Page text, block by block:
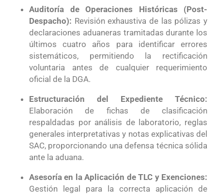
Auditoría de Operaciones Históricas (Post-
Despacho): Revisión exhaustiva de las pólizas y
declaraciones aduaneras tramitadas durante los
últimos cuatro años para identificar errores
sistemáticos, permitiendo la rectificación
voluntaria antes de cualquier requerimiento
oficial de la DGA.
Estructuración del Expediente Técnico:
Elaboración de fichas de clasificación
respaldadas por análisis de laboratorio, reglas
generales interpretativas y notas explicativas del
SAC, proporcionando una defensa técnica sólida
ante la aduana.
Asesoría en la Aplicación de TLC y Exenciones:
Gestión legal para la correcta aplicación de